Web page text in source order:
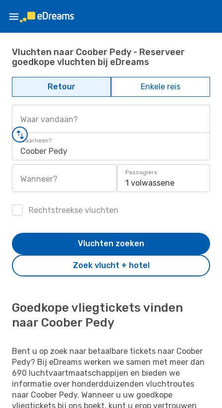
Vluchten naar Coober Pedy - Reserveer
goedkope vluchten bij eDreams
Retour Enkele reis
Waar vandaan?
Waarheen?
Coober Pedy
Wanneer?
Passagiers
1 volwassene
Rechtstreekse vluchten
Zoek vlucht + hotel
Vluchten zoeken
Goedkope vliegtickets vinden
naar Coober Pedy
Bent u op zoek naar betaalbare tickets naar Coober
Pedy? Bij eDreams werken we samen met meer dan
690 luchtvaartmaatschappijen en bieden we
informatie over honderdduizenden vluchtroutes
naar Coober Pedy. Wanneer u uw goedkope
vliegtickets bij ons boekt, kunt u erop vertrouwen